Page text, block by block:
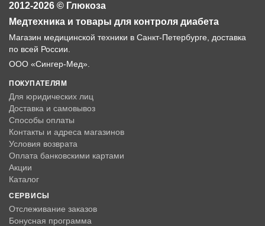
2012-2026 © Глюкоза
Медтехника и товары для контроля диабета
Магазин медицинской техники в Санкт-Петербурге, доставка
по всей России.
ООО «Сингер-Мед».
ПОКУПАТЕЛЯМ
Для юридических лиц
Доставка и самовывоз
Способы оплаты
Контакты и адреса магазинов
Условия возврата
Оплата банковскими картами
Акции
Каталог
СЕРВИСЫ
Отслеживание заказов
Бонусная программа